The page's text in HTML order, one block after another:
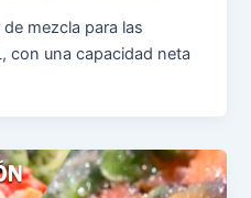
mezcla para las
con una capacidad neta